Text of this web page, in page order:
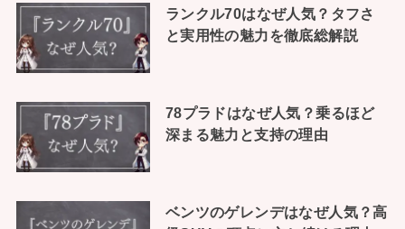
ランクル70はなぜ人気？タフさ
と実用性の魅力を徹底総解説
78プラドはなぜ人気？乗るほど
深まる魅力と支持の理由
ベンツのゲレンデはなぜ人気？高